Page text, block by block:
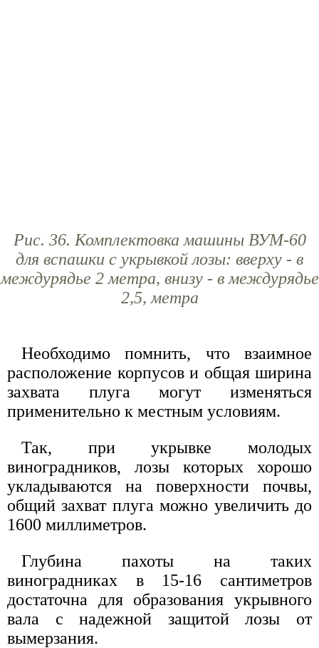
Рис. 36. Комплектовка машины ВУМ-60
для вспашки с укрывкой лозы: вверху - в
междурядье 2 метра, внизу - в междурядье
2,5, метра
Необходимо помнить, что взаимное
расположение корпусов и общая ширина
захвата плуга могут изменяться
применительно к местным условиям.
Так, при укрывке молодых
виноградников, лозы которых хорошо
укладываются на поверхности почвы,
общий захват плуга можно увеличить до
1600 миллиметров.
Глубина пахоты на таких
виноградниках в 15-16 сантиметров
достаточна для образования укрывного
вала с надежной защитой лозы от
вымерзания.